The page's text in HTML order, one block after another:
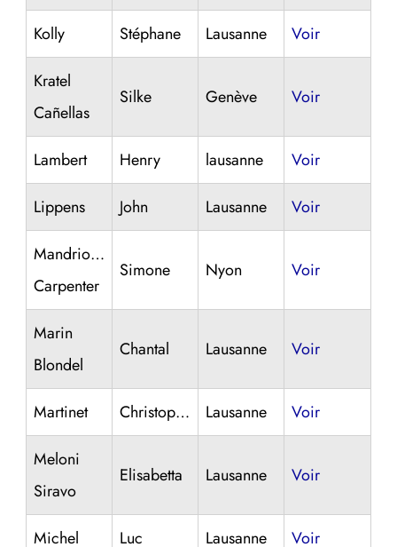
Kolly Stéphane Lausanne Voir
Kratel
Cañellas
Silke Genève Voir
Lambert Henry lausanne Voir
Lippens John Lausanne Voir
Mandriota-
Carpenter
Simone Nyon Voir
Marin
Blondel
Chantal Lausanne Voir
Martinet Christophe Lausanne Voir
Meloni
Siravo
Elisabetta Lausanne Voir
Michel Luc Lausanne Voir